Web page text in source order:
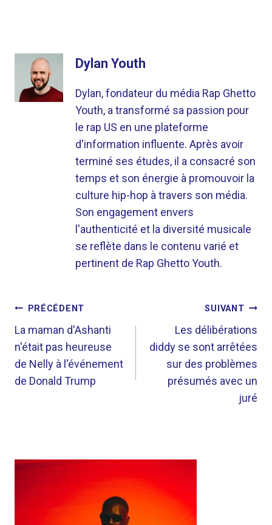
Dylan Youth
Dylan, fondateur du média Rap Ghetto
Youth, a transformé sa passion pour
le rap US en une plateforme
d'information influente. Après avoir
terminé ses études, il a consacré son
temps et son énergie à promouvoir la
culture hip-hop à travers son média.
Son engagement envers
l'authenticité et la diversité musicale
se reflète dans le contenu varié et
pertinent de Rap Ghetto Youth.
NAVIGATION
DE
L’ARTICLE
PRÉCÉDENT
La maman d'Ashanti
n'était pas heureuse
de Nelly à l'événement
de Donald Trump
SUIVANT
Les délibérations
diddy se sont arrêtées
sur des problèmes
présumés avec un
juré